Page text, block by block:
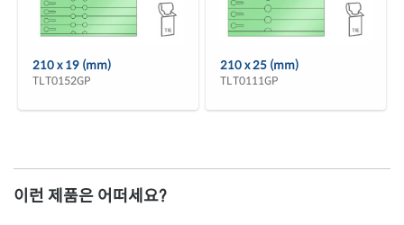
210 x 19 (mm)
TLT0152GP
210 x 25 (mm)
TLT0111GP
이런 제품은 어떠세요?